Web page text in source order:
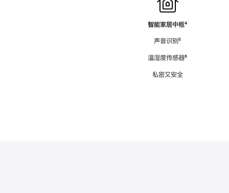
智能家居中枢脚
⁴
声音识别脚
⁵
温湿度传感器脚
⁶
私密又安全